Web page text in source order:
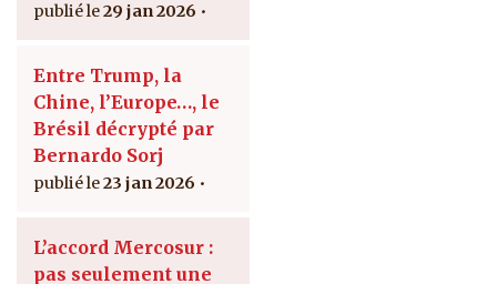
29 jan 2026
Entre Trump, la
Chine, l’Europe…, le
Brésil décrypté par
Bernardo Sorj
23 jan 2026
L’accord Mercosur :
pas seulement une